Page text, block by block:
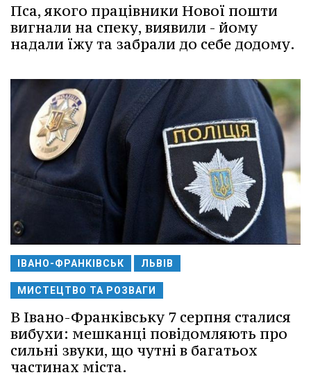
Пса, якого працівники Нової пошти
вигнали на спеку, виявили - йому
надали їжу та забрали до себе додому.
ІВАНО-ФРАНКІВСЬК ЛЬВІВ
МИСТЕЦТВО ТА РОЗВАГИ
В Івано-Франківську 7 серпня сталися
вибухи: мешканці повідомляють про
сильні звуки, що чутні в багатьох
частинах міста.